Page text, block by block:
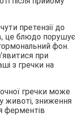
претензії до
це блюдо порушує
фон.
при
з гречки на
гречки може
животі, зниження
ферментів